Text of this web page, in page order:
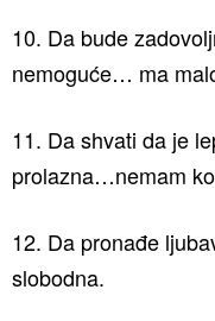
10. Da bude
nemoguće… ma
11. Da shvati da je
prolazna…nemam
12. Da pronađe
slobodna.